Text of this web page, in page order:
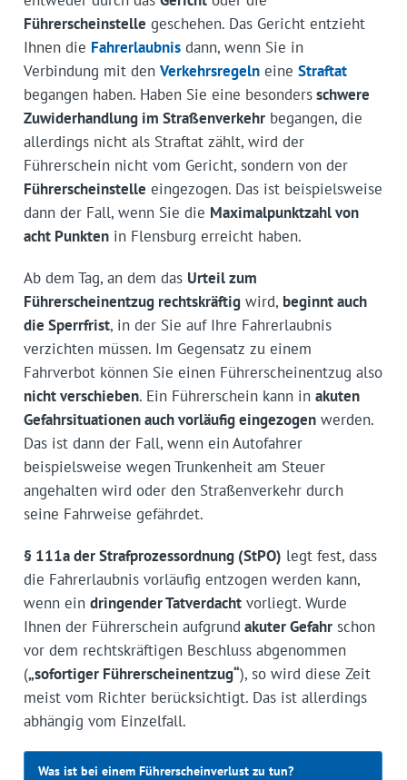
Führerscheinstelle geschehen. Das Gericht entzieht
Ihnen die Fahrerlaubnisdann, wenn Sie in
Verbindung mit den Verkehrsregelneine Straftat
begangen haben. Haben Sie eine besondersschwere
Zuwiderhandlung im Straßenverkehrbegangen, die
allerdings nicht als Straftat zählt, wird der
Führerschein nicht vom Gericht, sondern von der
Führerscheinstelle eingezogen. Das ist beispielsweise
dann der Fall, wenn Sie die Maximalpunktzahl von
acht Punktenin Flensburg erreicht haben.
Ab dem Tag, an dem das Urteil zum
Führerscheinentzug rechtskräftigwird, beginnt auch
die Sperrfrist, in der Sie auf Ihre Fahrerlaubnis
verzichten müssen. Im Gegensatz zu einem
Fahrverbot können Sie einen Führerscheinentzug also
nicht verschieben. Ein Führerschein kann in akuten
Gefahrsituationen auch vorläufig eingezogenwerden.
Das ist dann der Fall, wenn ein Autofahrer
beispielsweise wegen Trunkenheit am Steuer
angehalten wird oder den Straßenverkehr durch
seine Fahrweise gefährdet.
§ 111a der Strafprozessordnung (StPO) legt fest, dass
die Fahrerlaubnis vorläufig entzogen werden kann,
wenn ein dringender Tatverdachtvorliegt. Wurde
Ihnen der Führerschein aufgrund akuter Gefahrschon
vor dem rechtskräftigen Beschluss abgenommen
(„sofortiger Führerscheinentzug“), so wird diese Zeit
meist vom Richter berücksichtigt. Das ist allerdings
abhängig vom Einzelfall.
Was ist bei einem Führerscheinverlust zu tun?